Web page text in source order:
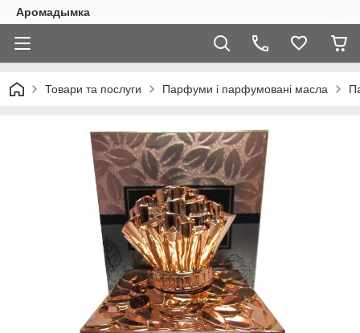
Аромадымка
Товари та послуги Парфуми і парфумовані масла